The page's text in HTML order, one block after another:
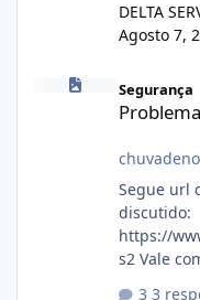
DELTA
Agosto 7,
Problema de segurança
Segurança
Segue url
discutido:
https://
s2 Vale
3